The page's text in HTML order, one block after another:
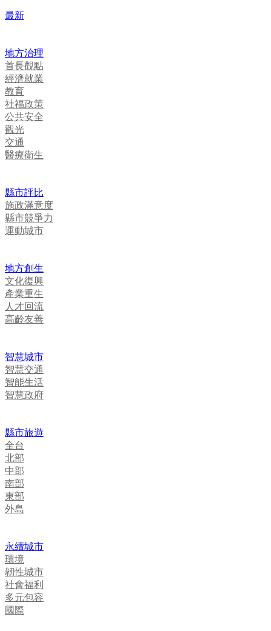
最新
地方治理
首長觀點
經濟就業
教育
社福政策
公共安全
觀光
交通
醫療衛生
縣市評比
施政滿意度
縣市競爭力
運動城市
地方創生
文化復興
產業重生
人才回流
高齡友善
智慧城市
智慧交通
智能生活
智慧政府
縣市旅遊
全台
北部
中部
南部
東部
外島
永續城市
環境
韌性城市
社會福利
多元包容
國際